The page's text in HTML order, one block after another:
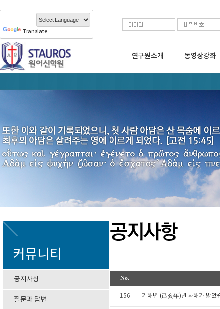
Translate
연구원소개 동영상강좌
커뮤니티
공지사항
질문과 답변
No.
156 기해년 (己亥年)년 새해가 밝았